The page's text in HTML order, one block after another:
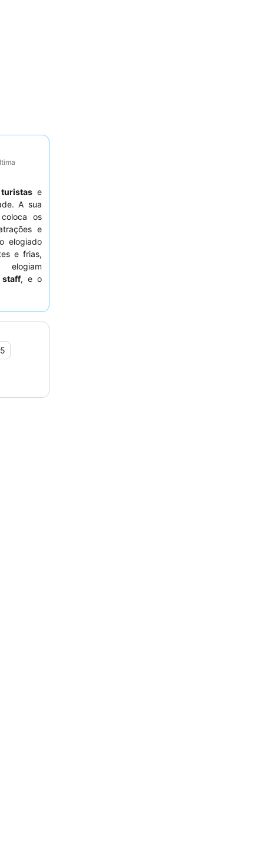
turistas e
A sua
os
e
elogiado
e frias,
staff, e o